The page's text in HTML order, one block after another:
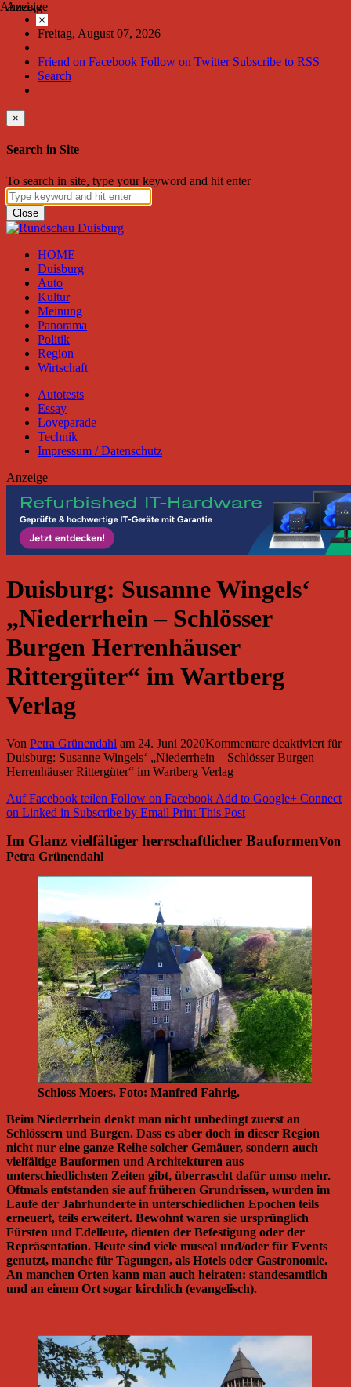
Freitag, August 07, 2026
Friend on Facebook Follow on Twitter Subscribe to RSS
Search
×
Search in Site
To search in site, type your keyword and hit enter
Close
HOME
Duisburg
Auto
Kultur
Meinung
Panorama
Politik
Region
Wirtschaft
Autotests
Essay
Loveparade
Technik
Impressum / Datenschutz
Anzeige
Duisburg: Susanne Wingels‘
„Niederrhein – Schlösser
Burgen Herrenhäuser
Rittergüter“ im Wartberg
Verlag
Von Petra Grünendahl am 24. Juni 2020Kommentare deaktiviertfür
Duisburg: Susanne Wingels‘ „Niederrhein – Schlösser Burgen
Herrenhäuser Rittergüter“ im Wartberg Verlag
Auf Facebook teilen Follow on FacebookAdd to Google+ Connect
on Linked in Subscribe by Email Print This Post
Im Glanz vielfältiger herrschaftlicher BauformenVon
Petra Grünendahl
Schloss Moers. Foto: Manfred Fahrig.
Beim Niederrhein denkt man nicht unbedingt zuerst an
Schlössern und Burgen. Dass es aber doch in dieser Region
nicht nur eine ganze Reihe solcher Gemäuer, sondern auch
vielfältige Bauformen und Architekturen aus
unterschiedlichsten Zeiten gibt, überrascht dafür umso mehr.
Oftmals entstanden sie auf früheren Grundrissen, wurden im
Laufe der Jahrhunderte in unterschiedlichen Epochen teils
erneuert, teils erweitert. Bewohnt waren sie ursprünglich
Fürsten und Edelleute, dienten der Befestigung oder der
Repräsentation. Heute sind viele museal und/oder für Events
genutzt, manche für Tagungen, als Hotels oder Gastronomie.
An manchen Orten kann man auch heiraten: standesamtlich
und an einem Ort sogar kirchlich (evangelisch).
Anzeige
×
Anzeige